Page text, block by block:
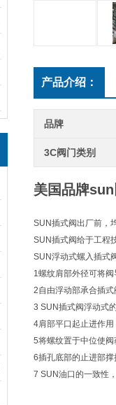
产品介绍：
品牌
3C阀门类别
美国品牌
SUN插式阀出厂前，
SUN插式阀给于工程
SUN浮动式螺入插
1螺纹肩部外径可将
2自由浮动部承合插
3 SUN插式阀浮动式
4肩部平口起止进作
5将螺纹置于中位使
6插孔底部的止进部
7 SUN油口的一致性